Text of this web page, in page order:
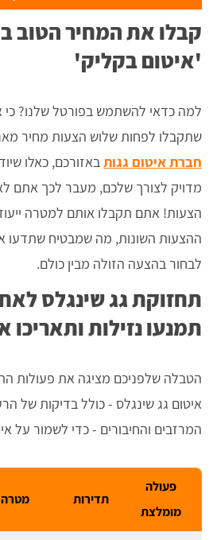
קבלו את המחיר הטוב
'איטום בקליק'
למה כדאי להשתמש בפורטל שלנו? כי
שתקבלו לפחות שלוש הצעות מחיר
חברת איטום גגותבאזורכם, כאלו
מדויק לצורך שלכם, מעבר לכך אתם
הצעות! אתם תקבלו אותם למטרה
ההצעות השונות, מה שמבטיח שתדעו
לבחור בהצעה הזולה מבין כולם.
תחזוקת גג שינגלס
תמנעו נזילות ותאריכו
הטבלה שלפניכם מציגה את פעולות
איטום גג שינגלס - כולל בדיקות של
המרזבים והחיבורים - כדי לשמור על
פעולה
מומלצת
תדירות מטרה